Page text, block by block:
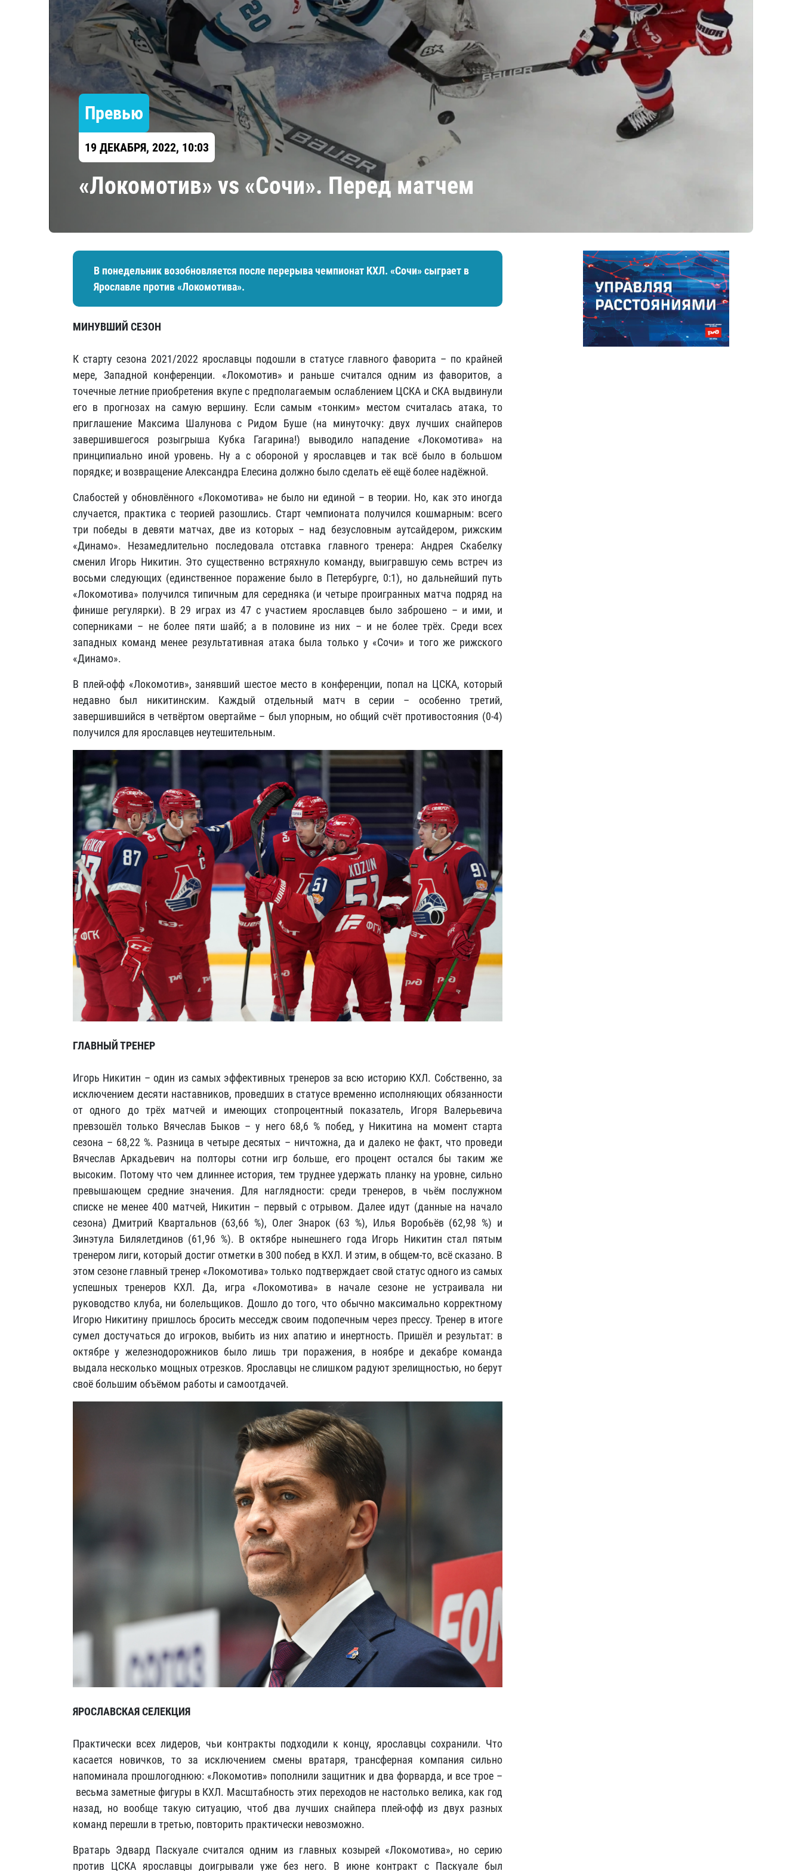
Локомотив
Северсталь
ЦСКА
Шанхайские Драконы
Амур
Барыс
Салават Юлаев
Сибирь
Превью
19 ДЕКАБРЯ, 2022, 10:03
«Локомотив» vs «Сочи». Перед матчем
В понедельник возобновляется после перерыва чемпионат КХЛ. «Сочи» сыграет в
Ярославле против «Локомотива».
МИНУВШИЙ СЕЗОН
К старту сезона 2021/2022 ярославцы подошли в статусе главного фаворита – по крайней
мере, Западной конференции. «Локомотив» и раньше считался одним из фаворитов, а
точечные летние приобретения вкупе с предполагаемым ослаблением ЦСКА и СКА выдвинули
его в прогнозах на самую вершину. Если самым «тонким» местом считалась атака, то
приглашение Максима Шалунова с Ридом Буше (на минуточку: двух лучших снайперов
завершившегося розыгрыша Кубка Гагарина!) выводило нападение «Локомотива» на
принципиально иной уровень. Ну а с обороной у ярославцев и так всё было в большом
порядке; и возвращение Александра Елесина должно было сделать её ещё более надёжной.
Слабостей у обновлённого «Локомотива» не было ни единой – в теории. Но, как это иногда
случается, практика с теорией разошлись. Старт чемпионата получился кошмарным: всего
три победы в девяти матчах, две из которых – над безусловным аутсайдером, рижским
«Динамо». Незамедлительно последовала отставка главного тренера: Андрея Скабелку
сменил Игорь Никитин. Это существенно встряхнуло команду, выигравшую семь встреч из
восьми следующих (единственное поражение было в Петербурге, 0:1), но дальнейший путь
«Локомотива» получился типичным для середняка (и четыре проигранных матча подряд на
финише регулярки). В 29 играх из 47 с участием ярославцев было заброшено – и ими, и
соперниками – не более пяти шайб; а в половине из них – и не более трёх. Среди всех
западных команд менее результативная атака была только у «Сочи» и того же рижского
«Динамо».
В плей-офф «Локомотив», занявший шестое место в конференции, попал на ЦСКА, который
недавно был никитинским. Каждый отдельный матч в серии – особенно третий,
завершившийся в четвёртом овертайме – был упорным, но общий счёт противостояния (0-4)
получился для ярославцев неутешительным.
ГЛАВНЫЙ ТРЕНЕР
Игорь Никитин – один из самых эффективных тренеров за всю историю КХЛ. Собственно, за
исключением десяти наставников, проведших в статусе временно исполняющих обязанности
от одного до трёх матчей и имеющих стопроцентный показатель, Игоря Валерьевича
превзошёл только Вячеслав Быков – у него 68,6 % побед, у Никитина на момент старта
сезона – 68,22 %. Разница в четыре десятых – ничтожна, да и далеко не факт, что проведи
Вячеслав Аркадьевич на полторы сотни игр больше, его процент остался бы таким же
высоким. Потому что чем длиннее история, тем труднее удержать планку на уровне, сильно
превышающем средние значения. Для наглядности: среди тренеров, в чьём послужном
списке не менее 400 матчей, Никитин – первый с отрывом. Далее идут (данные на начало
сезона) Дмитрий Квартальнов (63,66 %), Олег Знарок (63 %), Илья Воробьёв (62,98 %) и
Зинэтула Билялетдинов (61,96 %). В октябре нынешнего года Игорь Никитин стал пятым
тренером лиги, который достиг отметки в 300 побед в КХЛ. И этим, в общем-то, всё сказано. В
этом сезоне главный тренер «Локомотива» только подтверждает свой статус одного из самых
успешных тренеров КХЛ. Да, игра «Локомотива» в начале сезоне не устраивала ни
руководство клуба, ни болельщиков. Дошло до того, что обычно максимально корректному
Игорю Никитину пришлось бросить месседж своим подопечным через прессу. Тренер в итоге
сумел достучаться до игроков, выбить из них апатию и инертность. Пришёл и результат: в
октябре у железнодорожников было лишь три поражения, в ноябре и декабре команда
выдала несколько мощных отрезков. Ярославцы не слишком радуют зрелищностью, но берут
своё большим объёмом работы и самоотдачей.
ЯРОСЛАВСКАЯ СЕЛЕКЦИЯ
Практически всех лидеров, чьи контракты подходили к концу, ярославцы сохранили. Что
касается новичков, то за исключением смены вратаря, трансферная компания сильно
напоминала прошлогоднюю: «Локомотив» пополнили защитник и два форварда, и все трое –
весьма заметные фигуры в КХЛ. Масштабность этих переходов не настолько велика, как год
назад, но вообще такую ситуацию, чтоб два лучших снайпера плей-офф из двух разных
команд перешли в третью, повторить практически невозможно.
Вратарь Эдвард Паскуале считался одним из главных козырей «Локомотива», но серию
против ЦСКА ярославцы доигрывали уже без него. В июне контракт с Паскуале был